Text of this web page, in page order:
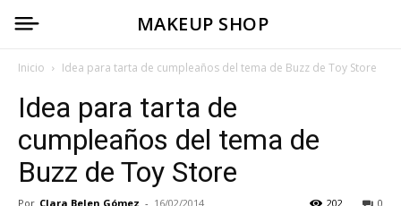
MAKEUP SHOP
Inicio Idea para tarta de cumpleaños del tema de Buzz de Toy Store
Idea para tarta de
cumpleaños del tema de
Buzz de Toy Store
Por Clara Belen Gómez - 16/02/2014 0
202